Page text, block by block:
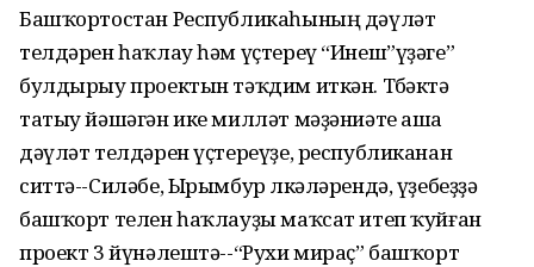
Башҡортостан Республикаһының дәүләт
телдәрен һаҡлау һәм үҫтереү “Инеш”үҙәге”
булдырыу проектын тәҡдим иткән. Төбәктә
татыу йәшәгән ике милләт мәҙәниәте аша
дәүләт телдәрен үҫтереүҙе, республиканан
ситтә--Силәбе, Ырымбур өлкәләрендә, үҙебеҙҙә
башҡорт телен һаҡлауҙы маҡсат итеп ҡуйған
проект 3 йүнәлештә--“Рухи мираҫ” башҡорт